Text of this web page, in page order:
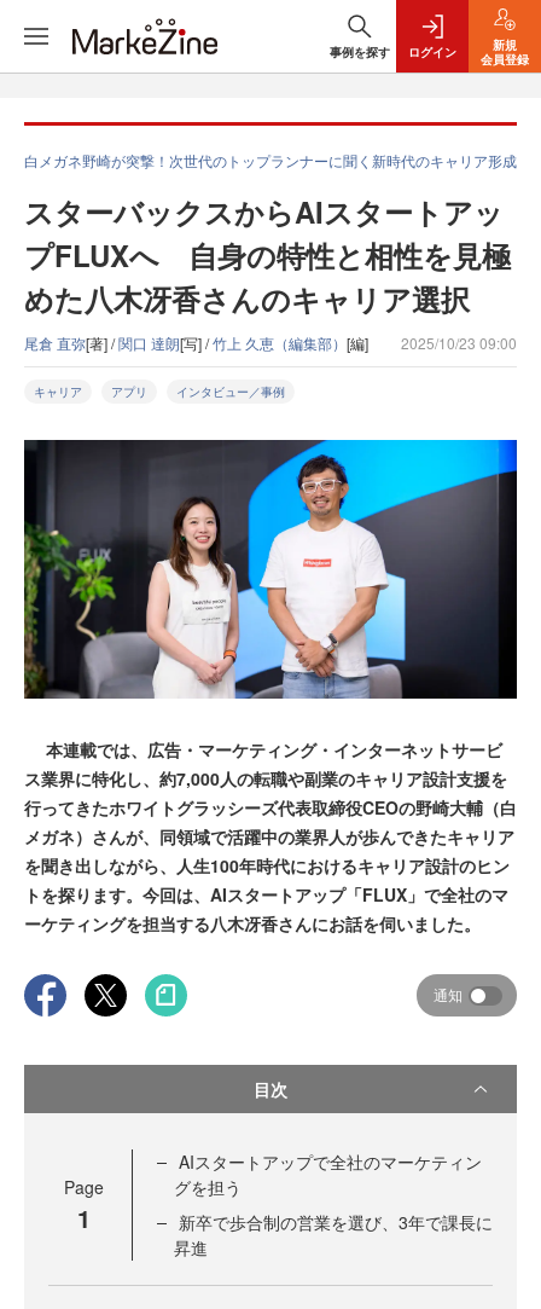
事例を探す ログイン
新規
会員登録
白メガネ野崎が突撃！次世代のトップランナーに聞く新時代のキャリア形成
スターバックスからAIスタートアッ
プFLUXへ 自身の特性と相性を見極
めた八木冴香さんのキャリア選択
尾倉 直弥[著] /関口 達朗[写] /竹上 久恵（編集部） [編] 2025/10/23 09:00
キャリア アプリ インタビュー／事例
本連載では、広告・マーケティング・インターネットサービ
ス業界に特化し、約7,000人の転職や副業のキャリア設計支援を
行ってきたホワイトグラッシーズ代表取締役CEOの野崎大輔（白
メガネ）さんが、同領域で活躍中の業界人が歩んできたキャリア
を聞き出しながら、人生100年時代におけるキャリア設計のヒン
トを探ります。今回は、AIスタートアップ「FLUX」で全社のマ
ーケティングを担当する八木冴香さんにお話を伺いました。
通知
目次
Page
1
AIスタートアップで全社のマーケティン
グを担う
新卒で歩合制の営業を選び、3年で課長に
昇進